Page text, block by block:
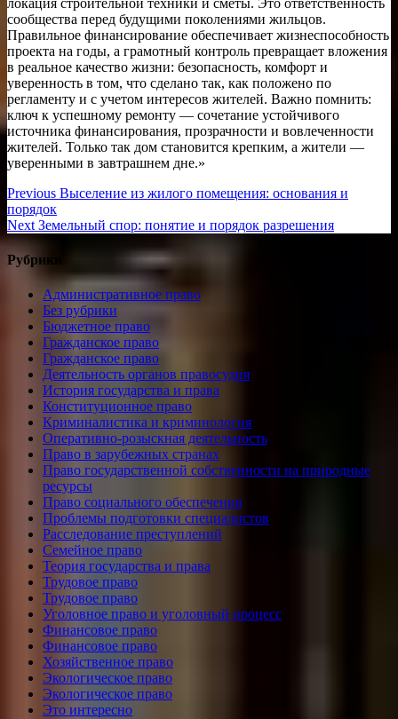
сообщества перед будущими поколениями жильцов.
Правильное финансирование обеспечивает жизнеспособность
проекта на годы, а грамотный контроль превращает вложения
в реальное качество жизни: безопасность, комфорт и
уверенность в том, что сделано так, как положено по
регламенту и с учетом интересов жителей. Важно помнить:
ключ к успешному ремонту — сочетание устойчивого
источника финансирования, прозрачности и вовлеченности
жителей. Только так дом становится крепким, а жители —
уверенными в завтрашнем дне.»
Навигация
по
записям
Previous Previous
Выселение из жилого помещения: основания и
порядок
Next Next
Земельный спор: понятие и порядок разрешения
Рубрики
Административное право
Без рубрики
Бюджетное право
Гражданское право
Гражданское право
Деятельность органов правосудия
История государства и права
Конституционное право
Криминалистика и криминология
Оперативно-розыскная деятельность
Право в зарубежных странах
Право государственной собственности на природные
ресурсы
Право социального обеспечения
Проблемы подготовки специалистов
Расследование преступлений
Семейное право
Теория государства и права
Трудовое право
Трудовое право
Уголовное право и уголовный процесс
Финансовое право
Финансовое право
Хозяйственное право
Экологическое право
Экологическое право
Это интересно